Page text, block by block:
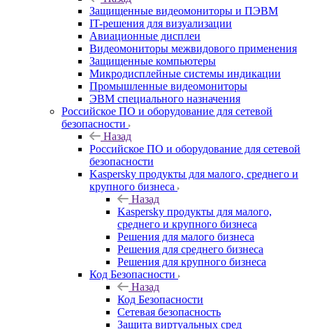
Защищенные видеомониторы и ПЭВМ
IT-решения для визуализации
Авиационные дисплеи
Видеомониторы межвидового применения
Защищенные компьютеры
Микродисплейные системы индикации
Промышленные видеомониторы
ЭВМ специального назначения
Российское ПО и оборудование для сетевой
безопасности
Назад
Российское ПО и оборудование для сетевой
безопасности
Kaspersky продукты для малого, среднего и
крупного бизнеса
Назад
Kaspersky продукты для малого,
среднего и крупного бизнеса
Решения для малого бизнеса
Решения для среднего бизнеса
Решения для крупного бизнеса
Код Безопасности
Назад
Код Безопасности
Сетевая безопасность
Защита виртуальных сред